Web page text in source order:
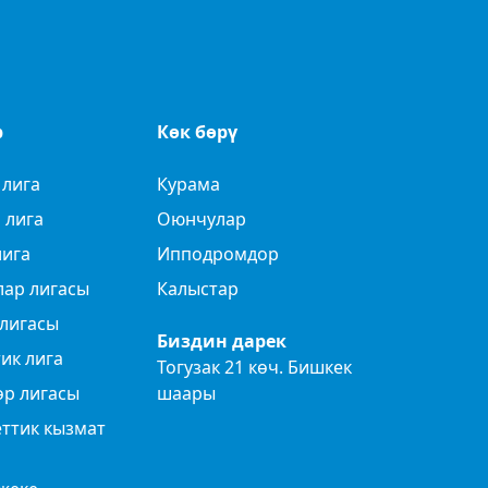
лигасы
лига
лигасы
кызмат
Көк бөрү
Курама
Оюнчулар
Ипподромдор
Калыстар
Биздин дарек
Тогузак 21 көч. Бишкек
шаары